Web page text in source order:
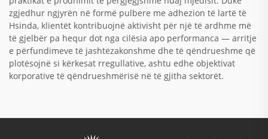
zgjedhur ngjyrën në formë pulbere me adhezion të lartë të
Hsinda, klientët kontribuojnë aktivisht për një të ardhme më
të gjelbër pa hequr dot nga cilësia apo performanca — arritje
e përfundimeve të jashtëzakonshme dhe të qëndrueshme që
plotësojnë si kërkesat rregullative, ashtu edhe objektivat
korporative të qëndrueshmërisë në të gjitha sektorët.